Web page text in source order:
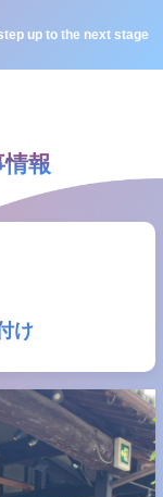
up to the next stage
報
け